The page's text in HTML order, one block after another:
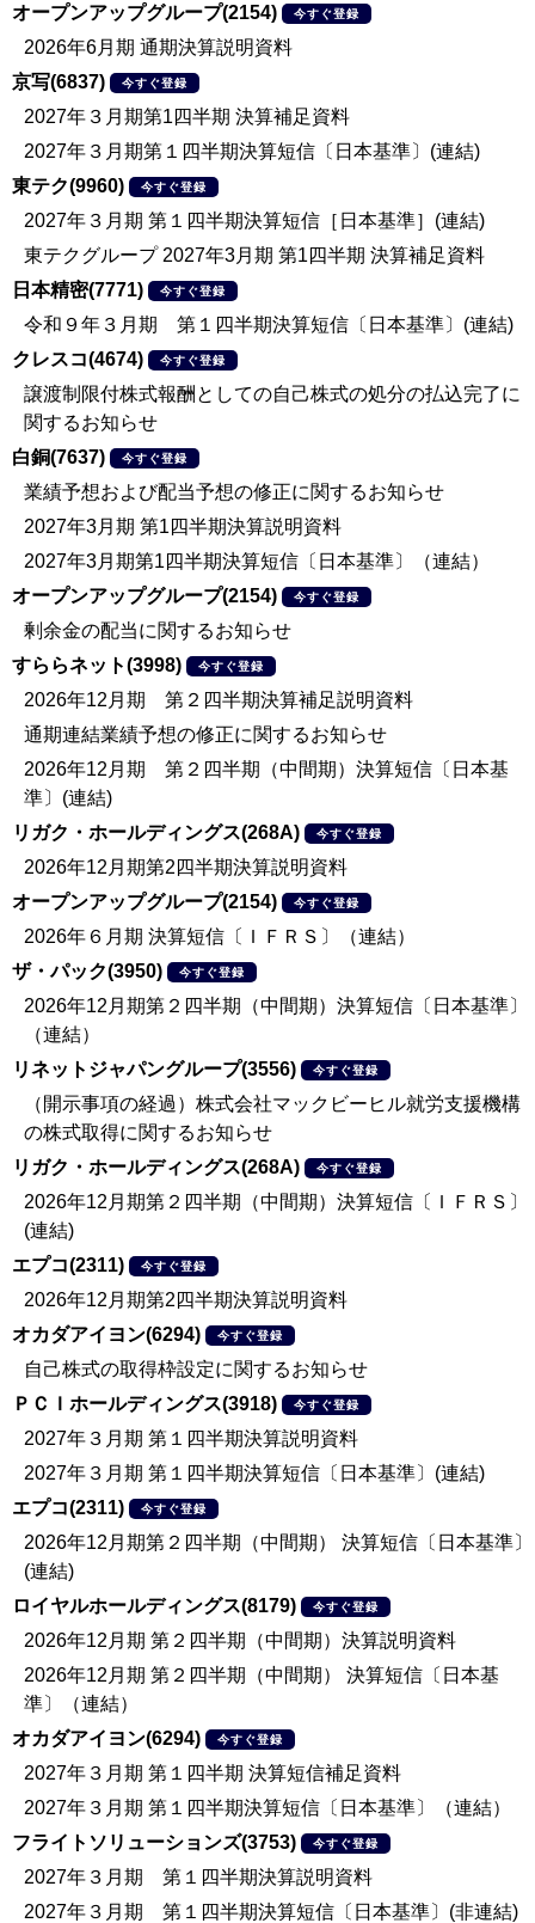
オープンアップグループ(2154)
今すぐ登録
2026年6月期 通期決算説明資料
京写(6837)
今すぐ登録
2027年３月期第1四半期 決算補足資料
2027年３月期第１四半期決算短信〔日本基準〕(連結)
東テク(9960)
今すぐ登録
2027年３月期 第１四半期決算短信［日本基準］(連結)
東テクグループ 2027年3月期 第1四半期 決算補足資料
日本精密(7771)
今すぐ登録
令和９年３月期 第１四半期決算短信〔日本基準〕(連結)
クレスコ(4674)
今すぐ登録
譲渡制限付株式報酬としての自己株式の処分の払込完了に
関するお知らせ
白銅(7637)
今すぐ登録
業績予想および配当予想の修正に関するお知らせ
2027年3月期 第1四半期決算説明資料
2027年3月期第1四半期決算短信〔日本基準〕（連結）
オープンアップグループ(2154)
今すぐ登録
剰余金の配当に関するお知らせ
すららネット(3998)
今すぐ登録
2026年12月期 第２四半期決算補足説明資料
通期連結業績予想の修正に関するお知らせ
2026年12月期 第２四半期（中間期）決算短信〔日本基
準〕(連結)
リガク・ホールディングス(268A)
今すぐ登録
2026年12月期第2四半期決算説明資料
オープンアップグループ(2154)
今すぐ登録
2026年６月期 決算短信〔ＩＦＲＳ〕（連結）
ザ・パック(3950)
今すぐ登録
2026年12月期第２四半期（中間期）決算短信〔日本基準〕
（連結）
リネットジャパングループ(3556)
今すぐ登録
（開示事項の経過）株式会社マックビーヒル就労支援機構
の株式取得に関するお知らせ
リガク・ホールディングス(268A)
今すぐ登録
2026年12月期第２四半期（中間期）決算短信〔ＩＦＲＳ〕
(連結)
エプコ(2311)
今すぐ登録
2026年12月期第2四半期決算説明資料
オカダアイヨン(6294)
今すぐ登録
自己株式の取得枠設定に関するお知らせ
ＰＣＩホールディングス(3918)
今すぐ登録
2027年３月期 第１四半期決算説明資料
2027年３月期 第１四半期決算短信〔日本基準〕(連結)
エプコ(2311)
今すぐ登録
2026年12月期第２四半期（中間期） 決算短信〔日本基準〕
(連結)
ロイヤルホールディングス(8179)
今すぐ登録
2026年12月期 第２四半期（中間期）決算説明資料
2026年12月期 第２四半期（中間期） 決算短信〔日本基
準〕（連結）
オカダアイヨン(6294)
今すぐ登録
2027年３月期 第１四半期 決算短信補足資料
2027年３月期 第１四半期決算短信〔日本基準〕（連結）
フライトソリューションズ(3753)
今すぐ登録
2027年３月期 第１四半期決算説明資料
2027年３月期 第１四半期決算短信〔日本基準〕(非連結)